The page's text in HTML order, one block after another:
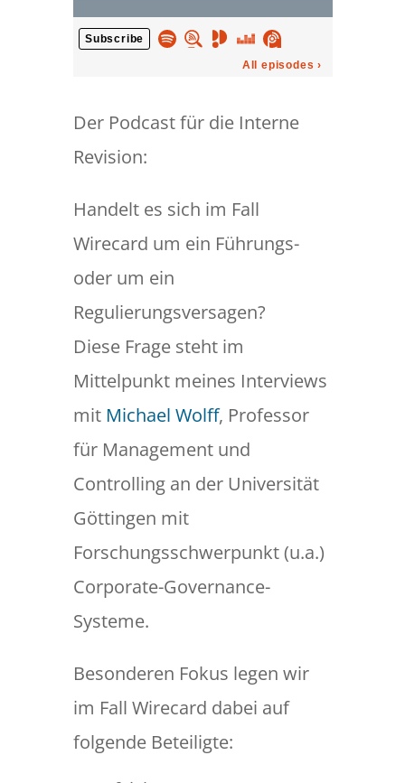
Der Podcast für die Interne
Revision:
Handelt es sich im Fall
Wirecard um ein Führungs-
oder um ein
Regulierungsversagen?
Diese Frage steht im
Mittelpunkt meines Interviews
mit Michael Wolff, Professor
für Management und
Controlling an der Universität
Göttingen mit
Forschungsschwerpunkt (u.a.)
Corporate-Governance-
Systeme.
Besonderen Fokus legen wir
im Fall Wirecard dabei auf
folgende Beteiligte: